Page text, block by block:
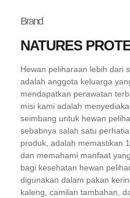
Brand
NATURES
Hewan peliharaan lebih dari
adalah anggota keluarga
mendapatkan perawatan
misi kami adalah
seimbang untuk hewan
sebabnya salah satu
produk, adalah memastikan
dan memahami manfaat
bagi kesehatan hewan
digunakan dalam pakan
kaleng, camilan tambahan,